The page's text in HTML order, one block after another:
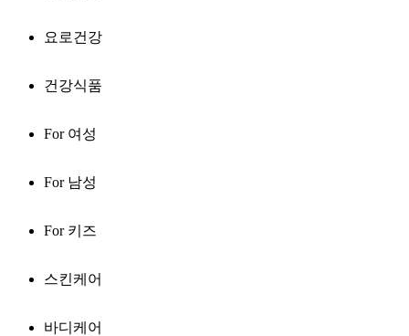
요로건강
건강식품
For 여성
For 남성
For 키즈
스킨케어
바디케어